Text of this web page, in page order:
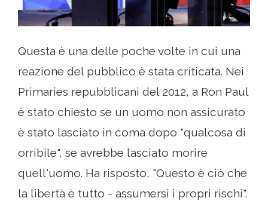
Questa è una delle poche volte in cui una
reazione del pubblico è stata criticata. Nei
Primaries repubblicani del 2012, a Ron Paul
è stato chiesto se un uomo non assicurato
è stato lasciato in coma dopo "qualcosa di
orribile", se avrebbe lasciato morire
quell'uomo. Ha risposto, "Questo è ciò che
la libertà è tutto - assumersi i propri rischi".